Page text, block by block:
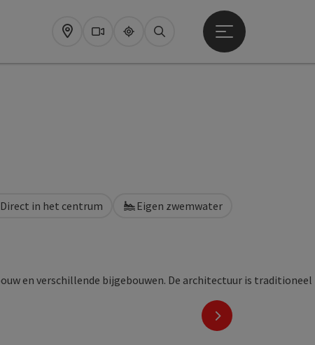
Map WebcamsUpperguide
Zoeken
Startmenu openen
nächstes Element
Direct in het centrum Eigen zwemwater